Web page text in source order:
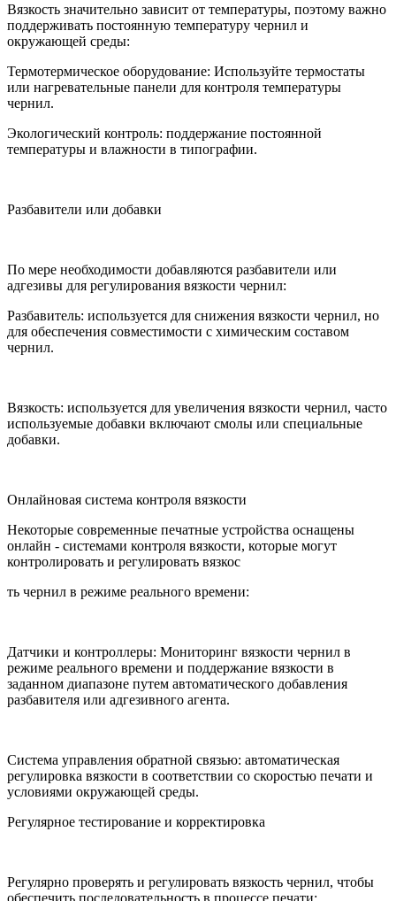
Вязкость значительно зависит от температуры, поэтому важно
поддерживать постоянную температуру чернил и
окружающей среды:
Термотермическое оборудование: Используйте термостаты
или нагревательные панели для контроля температуры
чернил.
Экологический контроль: поддержание постоянной
температуры и влажности в типографии.
Разбавители или добавки
По мере необходимости добавляются разбавители или
адгезивы для регулирования вязкости чернил:
Разбавитель: используется для снижения вязкости чернил, но
для обеспечения совместимости с химическим составом
чернил.
Вязкость: используется для увеличения вязкости чернил, часто
используемые добавки включают смолы или специальные
добавки.
Онлайновая система контроля вязкости
Некоторые современные печатные устройства оснащены
онлайн - системами контроля вязкости, которые могут
контролировать и регулировать вязкос
ть чернил в режиме реального времени:
Датчики и контроллеры: Мониторинг вязкости чернил в
режиме реального времени и поддержание вязкости в
заданном диапазоне путем автоматического добавления
разбавителя или адгезивного агента.
Система управления обратной связью: автоматическая
регулировка вязкости в соответствии со скоростью печати и
условиями окружающей среды.
Регулярное тестирование и корректировка
Регулярно проверять и регулировать вязкость чернил, чтобы
обеспечить последовательность в процессе печати: